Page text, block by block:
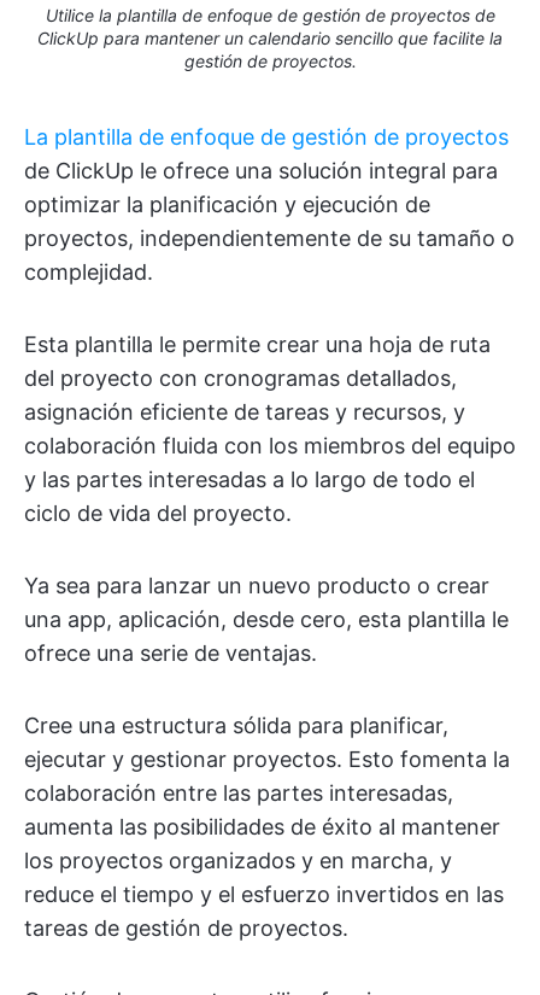
Utilice la plantilla de enfoque de gestión de proyectos de
ClickUp para mantener un calendario sencillo que facilite la
gestión de proyectos.
La plantilla de enfoque de gestión de proyectos
de ClickUp le ofrece una solución integral para
optimizar la planificación y ejecución de
proyectos, independientemente de su tamaño o
complejidad.
Esta plantilla le permite crear una hoja de ruta
del proyecto con cronogramas detallados,
asignación eficiente de tareas y recursos, y
colaboración fluida con los miembros del equipo
y las partes interesadas a lo largo de todo el
ciclo de vida del proyecto.
Ya sea para lanzar un nuevo producto o crear
una app, aplicación, desde cero, esta plantilla le
ofrece una serie de ventajas.
Cree una estructura sólida para planificar,
ejecutar y gestionar proyectos. Esto fomenta la
colaboración entre las partes interesadas,
aumenta las posibilidades de éxito al mantener
los proyectos organizados y en marcha, y
reduce el tiempo y el esfuerzo invertidos en las
tareas de gestión de proyectos.